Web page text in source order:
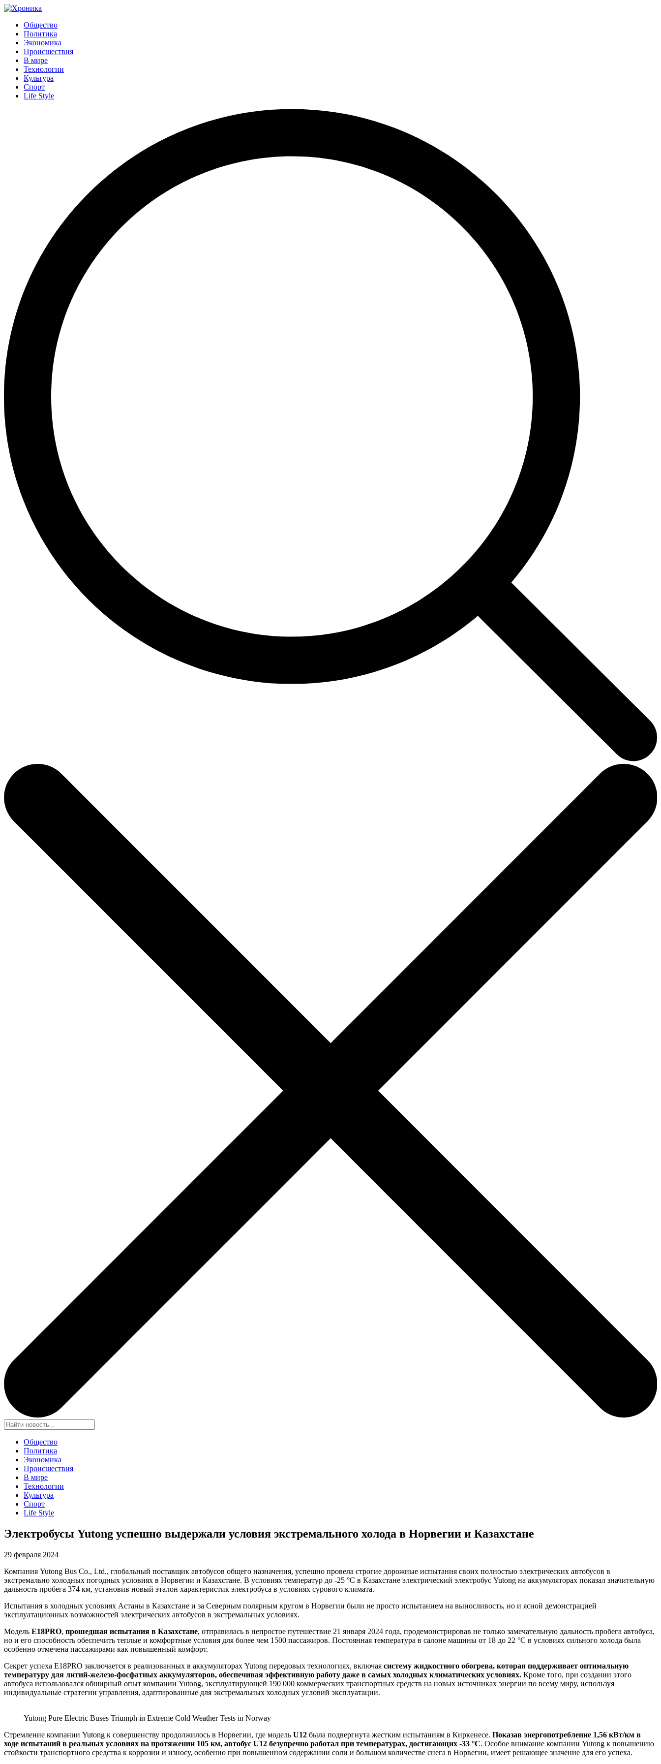
Общество
Политика
Экономика
Происшествия
В мире
Технологии
Культура
Спорт
Life Style
Общество
Политика
Экономика
Происшествия
В мире
Технологии
Культура
Спорт
Life Style
Электробусы Yutong успешно выдержали условия экстремального холода в Норвегии и Казахстане
29 февраля 2024
Компания Yutong Bus Co., Ltd., глобальный поставщик автобусов общего назначения, успешно провела строгие дорожные испытания своих полностью электрических автобусов в
экстремально холодных погодных условиях в Норвегии и Казахстане. В условиях температур до -25 °C в Казахстане электрический электробус Yutong на аккумуляторах показал значительную
дальность пробега 374 км, установив новый эталон характеристик электробуса в условиях сурового климата.
Испытания в холодных условиях Астаны в Казахстане и за Северным полярным кругом в Норвегии были не просто испытанием на выносливость, но и ясной демонстрацией
эксплуатационных возможностей электрических автобусов в экстремальных условиях.
Модель E18PRO, прошедшая испытания в Казахстане, отправилась в непростое путешествие 21 января 2024 года, продемонстрировав не только замечательную дальность пробега автобуса,
но и его способность обеспечить теплые и комфортные условия для более чем 1500 пассажиров. Постоянная температура в салоне машины от 18 до 22 °C в условиях сильного холода была
особенно отмечена пассажирами как повышенный комфорт.
Секрет успеха E18PRO заключается в реализованных в аккумуляторах Yutong передовых технологиях, включая систему жидкостного обогрева, которая поддерживает оптимальную
температуру для литий-железо-фосфатных аккумуляторов, обеспечивая эффективную работу даже в самых холодных климатических условиях. Кроме того, при создании этого
автобуса использовался обширный опыт компании Yutong, эксплуатирующей 190 000 коммерческих транспортных средств на новых источниках энергии по всему миру, используя
индивидуальные стратегии управления, адаптированные для экстремальных холодных условий эксплуатации.
Yutong Pure Electric Buses Triumph in Extreme Cold Weather Tests in Norway
Стремление компании Yutong к совершенству продолжилось в Норвегии, где модель U12 была подвергнута жестким испытаниям в Киркенесе. Показав энергопотребление 1,56 кВт/км в
ходе испытаний в реальных условиях на протяжении 105 км, автобус U12 безупречно работал при температурах, достигающих -33 °C. Особое внимание компании Yutong к повышению
стойкости транспортного средства к коррозии и износу, особенно при повышенном содержании соли и большом количестве снега в Норвегии, имеет решающее значение для его успеха.